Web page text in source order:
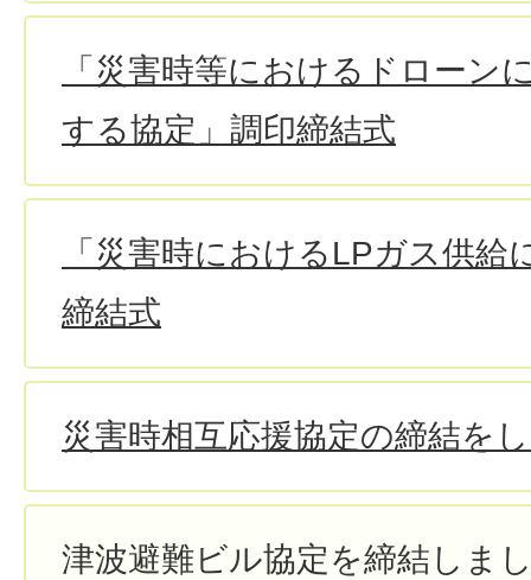
「災害時等におけるドローン
する協定」調印締結式
「災害時におけるLPガス供給
締結式
災害時相互応援協定の締結を
津波避難ビル協定を締結しま